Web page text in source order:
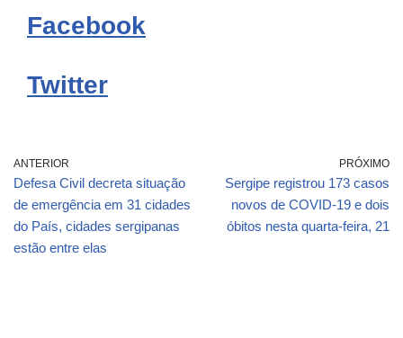
Facebook
Twitter
ANTERIOR
Defesa Civil decreta situação
de emergência em 31 cidades
do País, cidades sergipanas
estão entre elas
PRÓXIMO
Sergipe registrou 173 casos
novos de COVID-19 e dois
óbitos nesta quarta-feira, 21